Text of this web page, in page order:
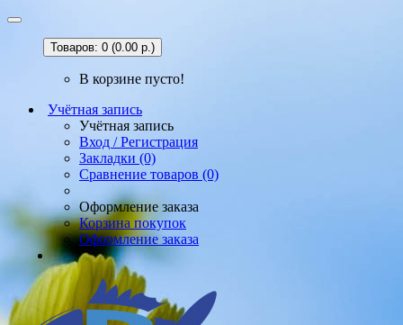
Товаров: 0 (0.00 р.)
В корзине пусто!
Учётная запись
Учётная запись
Вход / Регистрация
Закладки (0)
Сравнение товаров (0)
Оформление заказа
Корзина покупок
Оформление заказа